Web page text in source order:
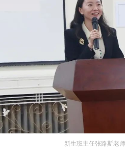
新生班主任张路斯老师